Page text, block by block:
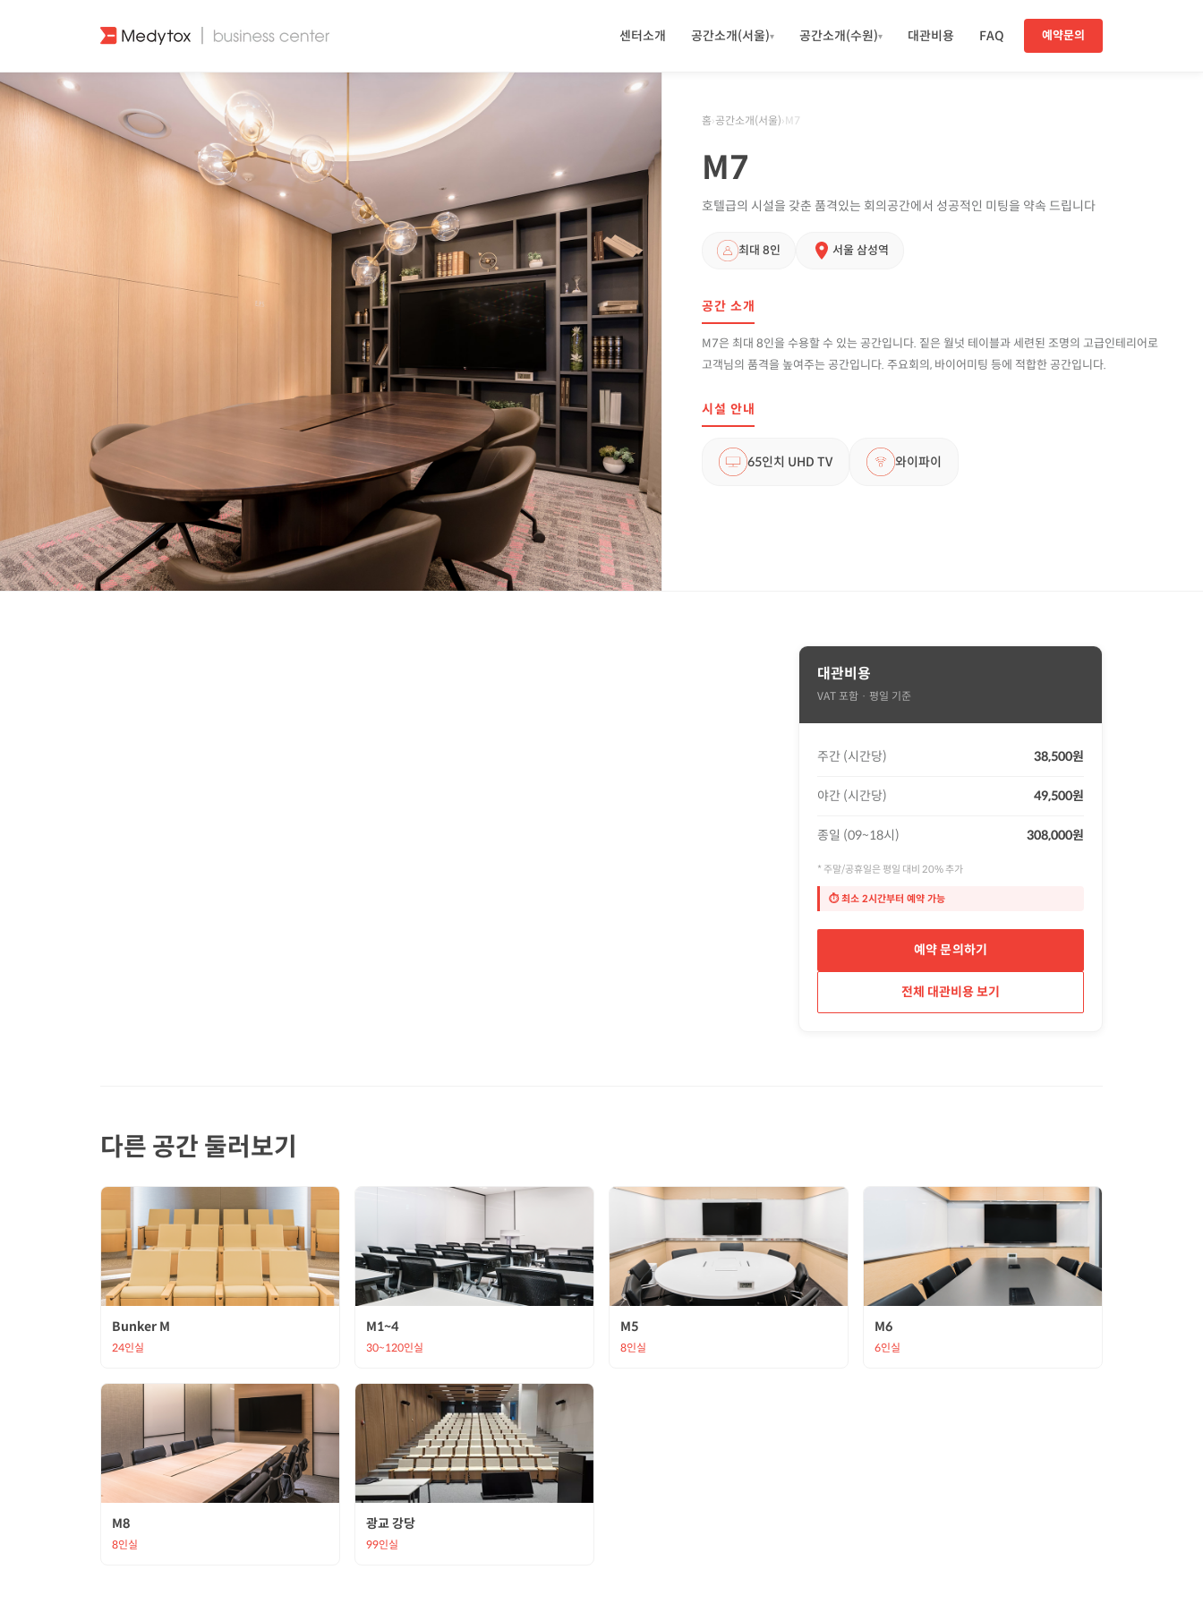
센터소개 공간소개(서울)▾ 공간소개(수원)▾ 대관비용 FAQ 예약문의
홈›공간소개(서울)›M7
M7
호텔급의 시설을 갖춘 품격있는 회의공간에서 성공적인 미팅을 약속 드립니다
최대8인 서울 삼성역
공간 소개
M7은 최대 8인을 수용할 수 있는 공간입니다. 짙은 월넛 테이블과 세련된 조명의 고급인테리어로
고객님의 품격을 높여주는 공간입니다. 주요회의, 바이어미팅 등에 적합한 공간입니다.
시설 안내
65인치 UHD TV 와이파이
대관비용
VAT 포함 · 평일 기준
주간 (시간당) 38,500원
야간 (시간당) 49,500원
종일 (09~18시) 308,000원
* 주말/공휴일은 평일 대비 20% 추가
⏱ 최소 2시간부터 예약 가능
예약 문의하기
전체 대관비용 보기
다른 공간 둘러보기
Bunker M
24인실
M1~4
30~120인실
M5
8인실
M6
6인실
M8
8인실
광교 강당
99인실